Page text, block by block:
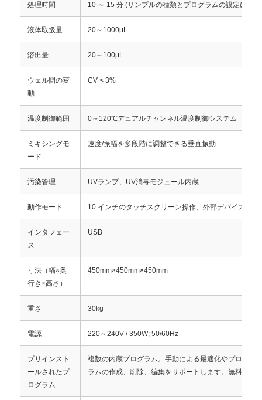
ホーム
製品
私たちについて
処理時間 10 ～ 15 分 (サンプルの種類とプログラムの設定によ
液体取扱量 20～1000μL
溶出量 20～100μL
ウェル間の変
動
CV < 3%
温度制御範囲 0～120℃デュアルチャンネル温度制御システム
ミキシングモ
ード
速度/振幅を多段階に調整できる垂直振動
汚染管理 UVランプ、UV消毒モジュール内蔵
動作モード 10 インチのタッチスクリーン操作、外部デバイスは不
インタフェー
ス
USB
寸法（幅×奥
行き×高さ）
450mm×450mm×450mm
重さ 30kg
電源 220～240V / 350W; 50/60Hz
プリインスト
ールされたプ
ログラム
複数の内蔵プログラム。手動による最適化やプログラ
ラムの作成、削除、編集をサポートします。無料のプ